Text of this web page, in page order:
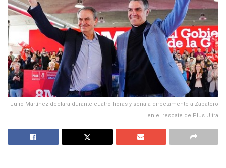
Julio Martínez declara durante cuatro horas y señala directamente a Zapatero
en el rescate de Plus Ultra